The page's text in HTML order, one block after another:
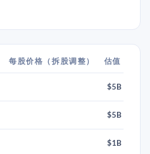
每股价格（拆股调整） 估值
$5B
$5B
$1B